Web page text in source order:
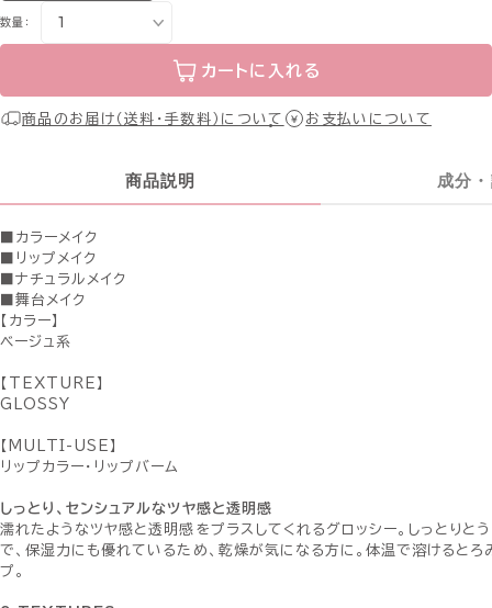
数量：
カートに入れる
商品のお届け（送料・手数料）について お支払いについて
商品説明 成分
■カラーメイク
■リップメイク
■ナチュラルメイク
■舞台メイク
【カラー】
ベージュ系
【TEXTURE】
GLOSSY
【MULTI-USE】
リップカラー・リップバーム
しっとり、センシュアルなツヤ感と透明感
濡れたようなツヤ感と透明感をプラスしてくれるグロッシー。しっとりと
で、保湿力にも優れているため、乾燥が気になる方に。体温で溶けるとろ
プ。